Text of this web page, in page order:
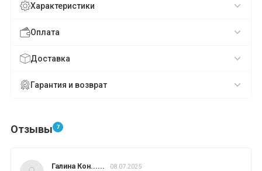
Характеристики
Оплата
Доставка
Гарантия и возврат
Отзывы 7
Галина Кон...... 08.07.2025